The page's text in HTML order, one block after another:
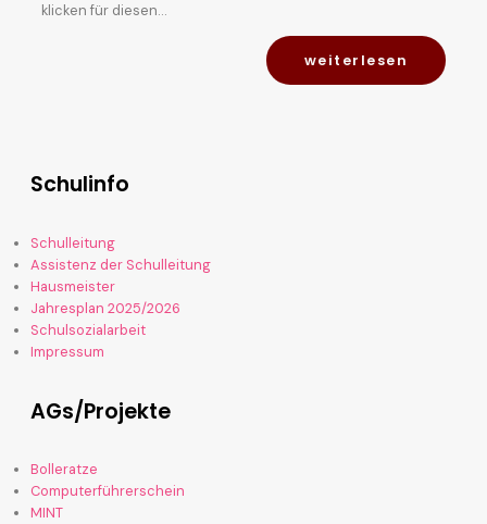
klicken für diesen…
weiterlesen
Schulinfo
Schulleitung
Assistenz der Schulleitung
Hausmeister
Jahresplan 2025/2026
Schulsozialarbeit
Impressum
AGs/Projekte
Bolleratze
Computerführerschein
MINT